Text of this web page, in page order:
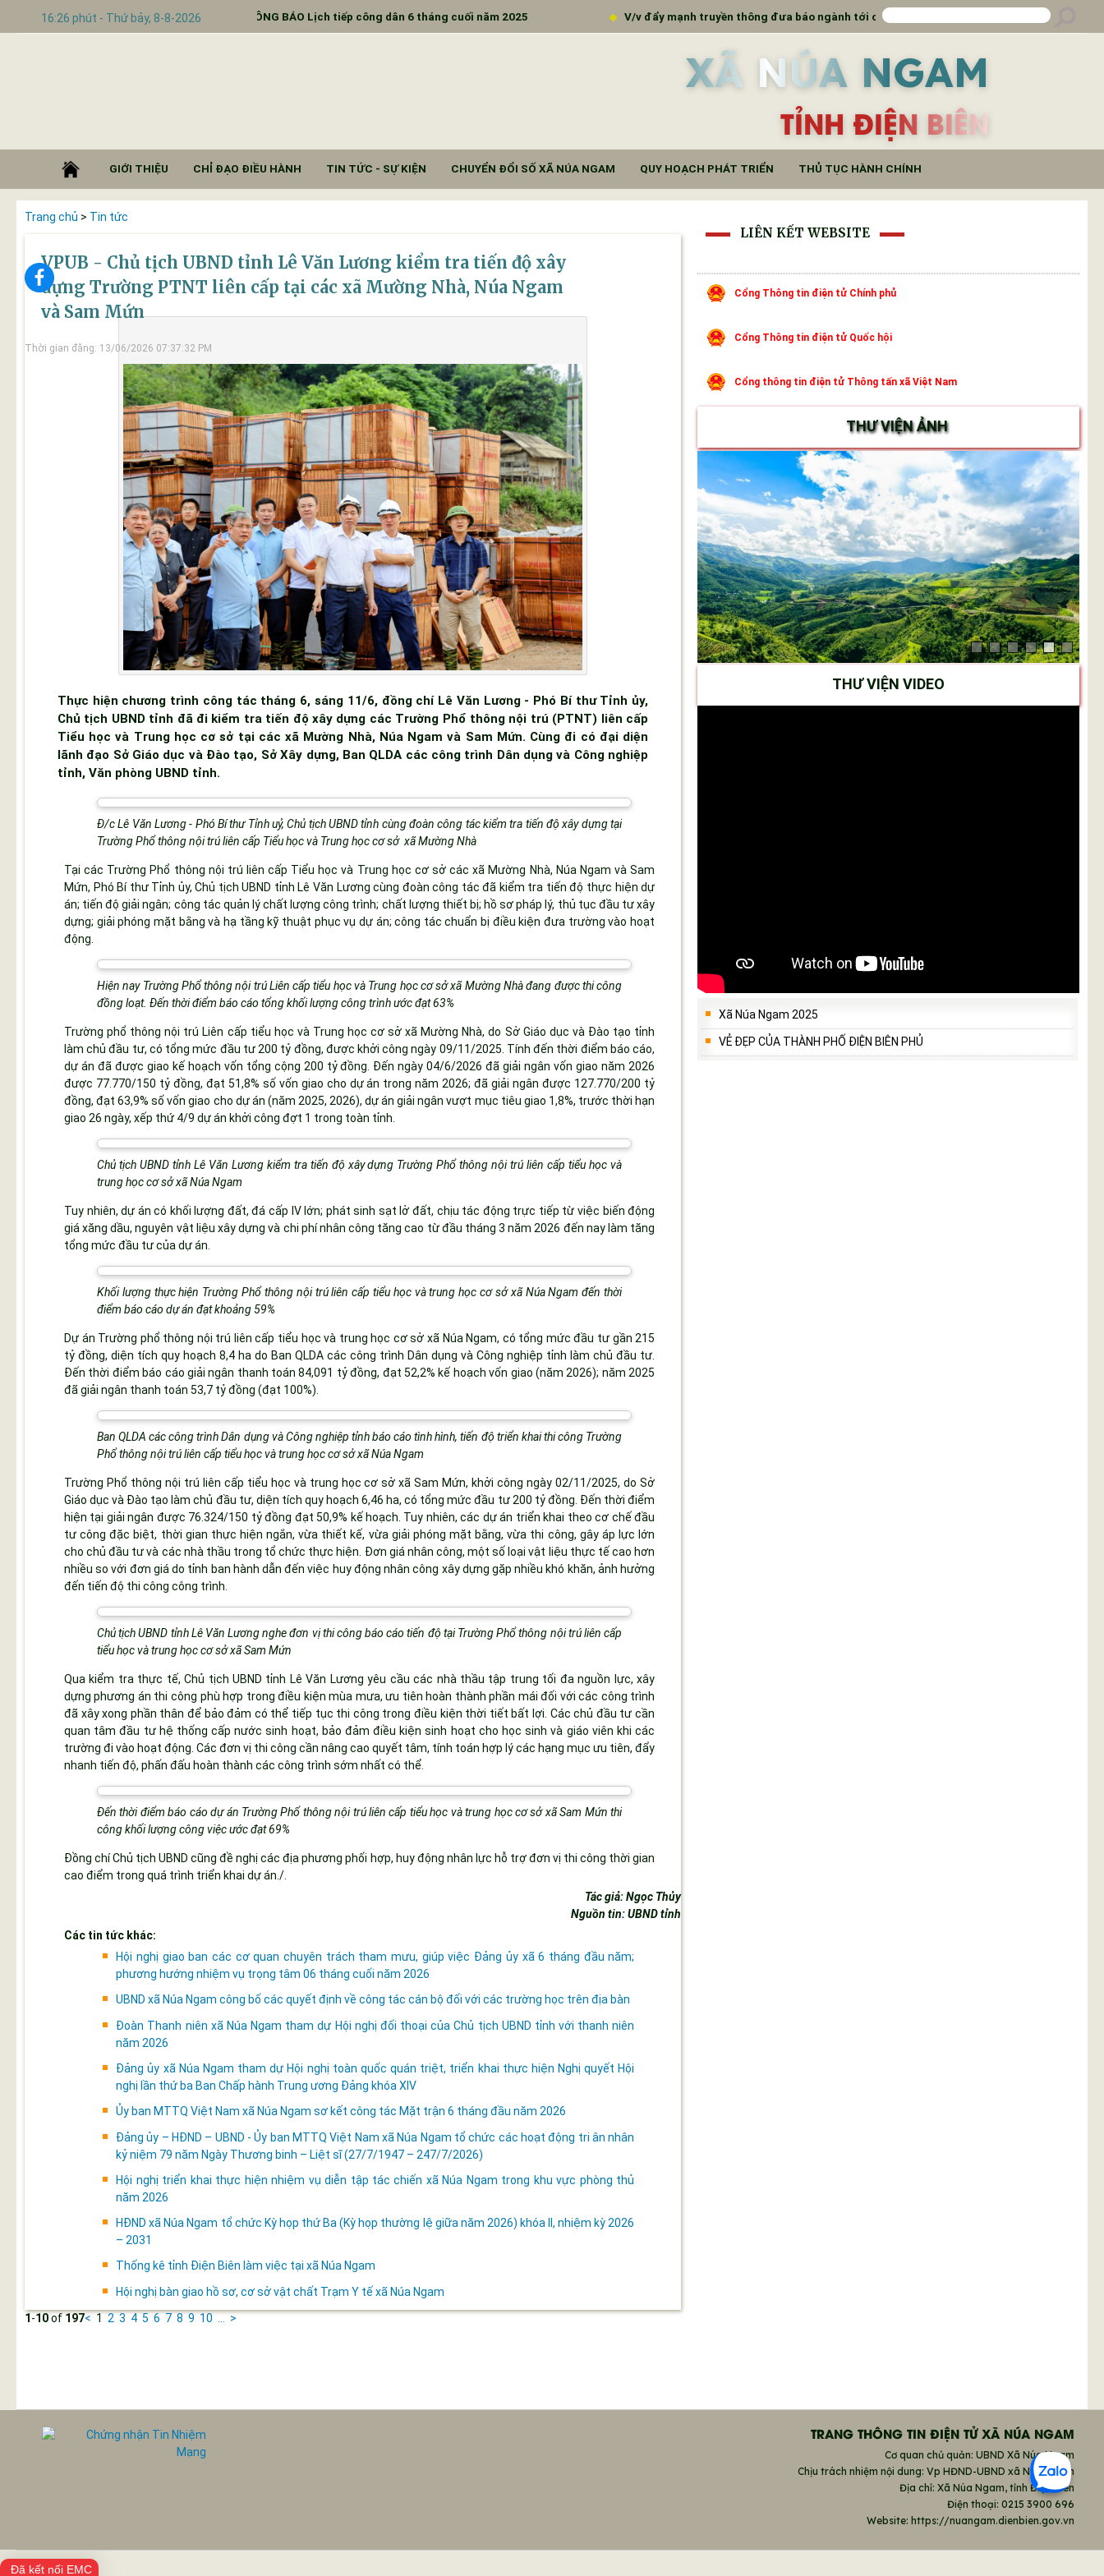
16:26 phút - Thứ bảy, 8-8-2026
TB-SKHCN THÔNG BÁO Lịch tiếp công dân 6 tháng cuối năm 2025 V/v đẩy mạnh truyền thông đưa báo ngành tới các đơn vị trường học Đẩy mạnh
XÃ NÚA NGAM
TỈNH ĐIỆN BIÊN
GIỚI THIỆU CHỈ ĐẠO ĐIỀU HÀNH TIN TỨC - SỰ KIỆN CHUYỂN ĐỔI SỐ XÃ NÚA NGAM QUY HOẠCH PHÁT TRIỂN THỦ TỤC HÀNH CHÍNH
Trang chủ > Tin tức
VPUB - Chủ tịch UBND tỉnh Lê Văn Lương kiểm tra tiến độ xây
dựng Trường PTNT liên cấp tại các xã Mường Nhà, Núa Ngam
và Sam Mứn
Thời gian đăng: 13/06/2026 07:37:32 PM
Thực hiện chương trình công tác tháng 6, sáng 11/6, đồng chí Lê Văn Lương - Phó Bí thư Tỉnh ủy,
Chủ tịch UBND tỉnh đã đi kiểm tra tiến độ xây dựng các Trường Phổ thông nội trú (PTNT) liên cấp
Tiểu học và Trung học cơ sở tại các xã Mường Nhà, Núa Ngam và Sam Mứn. Cùng đi có đại diện
lãnh đạo Sở Giáo dục và Đào tạo, Sở Xây dựng, Ban QLDA các công trình Dân dụng và Công nghiệp
tỉnh, Văn phòng UBND tỉnh.
Đ/c Lê Văn Lương - Phó Bí thư Tỉnh uỷ, Chủ tịch UBND tỉnh cùng đoàn công tác kiểm tra tiến độ xây dựng tại
Trường Phổ thông nội trú liên cấp Tiểu học và Trung học cơ sở xã Mường Nhà
Tại các Trường Phổ thông nội trú liên cấp Tiểu học và Trung học cơ sở các xã Mường Nhà, Núa Ngam và Sam
Mứn, Phó Bí thư Tỉnh ủy, Chủ tịch UBND tỉnh Lê Văn Lương cùng đoàn công tác đã kiểm tra tiến độ thực hiện dự
án; tiến độ giải ngân; công tác quản lý chất lượng công trình; chất lượng thiết bị; hồ sơ pháp lý, thủ tục đầu tư xây
dựng; giải phóng mặt bằng và hạ tầng kỹ thuật phục vụ dự án; công tác chuẩn bị điều kiện đưa trường vào hoạt
động.
Hiện nay Trường Phổ thông nội trú Liên cấp tiểu học và Trung học cơ sở xã Mường Nhà đang được thi công
đồng loạt. Đến thời điểm báo cáo tổng khối lượng công trình ước đạt 63%
Trường phổ thông nội trú Liên cấp tiểu học và Trung học cơ sở xã Mường Nhà, do Sở Giáo dục và Đào tạo tỉnh
làm chủ đầu tư, có tổng mức đầu tư 200 tỷ đồng, được khởi công ngày 09/11/2025. Tính đến thời điểm báo cáo,
dự án đã được giao kế hoạch vốn tổng cộng 200 tỷ đồng. Đến ngày 04/6/2026 đã giải ngân vốn giao năm 2026
được 77.770/150 tỷ đồng, đạt 51,8% số vốn giao cho dự án trong năm 2026; đã giải ngân được 127.770/200 tỷ
đồng, đạt 63,9% số vốn giao cho dự án (năm 2025, 2026), dự án giải ngân vượt mục tiêu giao 1,8%, trước thời hạn
giao 26 ngày, xếp thứ 4/9 dự án khởi công đợt 1 trong toàn tỉnh.
Chủ tịch UBND tỉnh Lê Văn Lương kiểm tra tiến độ xây dựng Trường Phổ thông nội trú liên cấp tiểu học và
trung học cơ sở xã Núa Ngam
Tuy nhiên, dự án có khối lượng đất, đá cấp IV lớn; phát sinh sạt lở đất, chịu tác động trực tiếp từ việc biến động
giá xăng dầu, nguyên vật liệu xây dựng và chi phí nhân công tăng cao từ đầu tháng 3 năm 2026 đến nay làm tăng
tổng mức đầu tư của dự án.
Khối lượng thực hiện Trường Phổ thông nội trú liên cấp tiểu học và trung học cơ sở xã Núa Ngam đến thời
điểm báo cáo dự án đạt khoảng 59%
Dự án Trường phổ thông nội trú liên cấp tiểu học và trung học cơ sở xã Núa Ngam, có tổng mức đầu tư gần 215
tỷ đồng, diện tích quy hoạch 8,4 ha do Ban QLDA các công trình Dân dụng và Công nghiệp tỉnh làm chủ đầu tư.
Đến thời điểm báo cáo giải ngân thanh toán 84,091 tỷ đồng, đạt 52,2% kế hoạch vốn giao (năm 2026); năm 2025
đã giải ngân thanh toán 53,7 tỷ đồng (đạt 100%).
Ban QLDA các công trình Dân dụng và Công nghiệp tỉnh báo cáo tình hình, tiến độ triển khai thi công Trường
Phổ thông nội trú liên cấp tiểu học và trung học cơ sở xã Núa Ngam
Trường Phổ thông nội trú liên cấp tiểu học và trung học cơ sở xã Sam Mứn, khởi công ngày 02/11/2025, do Sở
Giáo dục và Đào tạo làm chủ đầu tư, diện tích quy hoạch 6,46 ha, có tổng mức đầu tư 200 tỷ đồng. Đến thời điểm
hiện tại giải ngân được 76.324/150 tỷ đồng đạt 50,9% kế hoạch. Tuy nhiên, các dự án triển khai theo cơ chế đầu
tư công đặc biệt, thời gian thực hiện ngắn, vừa thiết kế, vừa giải phóng mặt bằng, vừa thi công, gây áp lực lớn
cho chủ đầu tư và các nhà thầu trong tổ chức thực hiện. Đơn giá nhân công, một số loại vật liệu thực tế cao hơn
nhiều so với đơn giá do tỉnh ban hành dẫn đến việc huy động nhân công xây dựng gặp nhiều khó khăn, ảnh hưởng
đến tiến độ thi công công trình.
Chủ tịch UBND tỉnh Lê Văn Lương nghe đơn vị thi công báo cáo tiến độ tại Trường Phổ thông nội trú liên cấp
tiểu học và trung học cơ sở xã Sam Mứn
Qua kiểm tra thực tế, Chủ tịch UBND tỉnh Lê Văn Lương yêu cầu các nhà thầu tập trung tối đa nguồn lực, xây
dựng phương án thi công phù hợp trong điều kiện mùa mưa, ưu tiên hoàn thành phần mái đối với các công trình
đã xây xong phần thân để bảo đảm có thể tiếp tục thi công trong điều kiện thời tiết bất lợi. Các chủ đầu tư cần
quan tâm đầu tư hệ thống cấp nước sinh hoạt, bảo đảm điều kiện sinh hoạt cho học sinh và giáo viên khi các
trường đi vào hoạt động. Các đơn vị thi công cần nâng cao quyết tâm, tính toán hợp lý các hạng mục ưu tiên, đẩy
nhanh tiến độ, phấn đấu hoàn thành các công trình sớm nhất có thể.
Đến thời điểm báo cáo dự án Trường Phổ thông nội trú liên cấp tiểu học và trung học cơ sở xã Sam Mứn thi
công khối lượng công việc ước đạt 69%
Đồng chí Chủ tịch UBND cũng đề nghị các địa phương phối hợp, huy động nhân lực hỗ trợ đơn vị thi công thời gian
cao điểm trong quá trình triển khai dự án./.
Tác giả: Ngọc Thủy
Nguồn tin: UBND tỉnh
Các tin tức khác:
Hội nghị giao ban các cơ quan chuyên trách tham mưu, giúp việc Đảng ủy xã 6 tháng đầu năm;
phương hướng nhiệm vụ trọng tâm 06 tháng cuối năm 2026
UBND xã Núa Ngam công bố các quyết định về công tác cán bộ đối với các trường học trên địa bàn
Đoàn Thanh niên xã Núa Ngam tham dự Hội nghị đối thoại của Chủ tịch UBND tỉnh với thanh niên
năm 2026
Đảng ủy xã Núa Ngam tham dự Hội nghị toàn quốc quán triệt, triển khai thực hiện Nghị quyết Hội
nghị lần thứ ba Ban Chấp hành Trung ương Đảng khóa XIV
Ủy ban MTTQ Việt Nam xã Núa Ngam sơ kết công tác Mặt trận 6 tháng đầu năm 2026
Đảng ủy – HĐND – UBND - Ủy ban MTTQ Việt Nam xã Núa Ngam tổ chức các hoạt động tri ân nhân
kỷ niệm 79 năm Ngày Thương binh – Liệt sĩ (27/7/1947 – 247/7/2026)
Hội nghị triển khai thực hiện nhiệm vụ diễn tập tác chiến xã Núa Ngam trong khu vực phòng thủ
năm 2026
HĐND xã Núa Ngam tổ chức Kỳ họp thứ Ba (Kỳ họp thường lệ giữa năm 2026) khóa II, nhiệm kỳ 2026
– 2031
Thống kê tỉnh Điện Biên làm việc tại xã Núa Ngam
Hội nghị bàn giao hồ sơ, cơ sở vật chất Trạm Y tế xã Núa Ngam
1-10of 197< 1 2 3 4 5 6 7 8 9 10 >
LIÊN KẾT WEBSITE
Cổng Thông tin điện tử Chính phủ
Cổng Thông tin điện tử Quốc hội
Cổng thông tin điện tử Thông tấn xã Việt Nam
THƯ VIỆN ẢNH
THƯ VIỆN VIDEO
Xã Núa Ngam 2025
VẺ ĐẸP CỦA THÀNH PHỐ ĐIỆN BIÊN PHỦ
TRANG THÔNG TIN ĐIỆN TỬ XÃ NÚA NGAM
Cơ quan chủ quản: UBND Xã Núa Ngam
Chịu trách nhiệm nội dung: Vp HĐND-UBND xã Núa Ngam
Địa chỉ: Xã Núa Ngam, tỉnh Điện Biên
Điện thoại: 0215 3900 696
Website: https://nuangam.dienbien.gov.vn
Đã kết nối EMC